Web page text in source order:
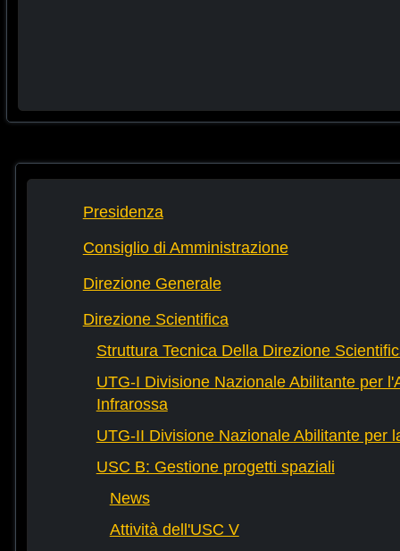
Presidenza
Consiglio di Amministrazione
Direzione Generale
Direzione Scientifica
Struttura Tecnica Della Direzione
UTG-I Divisione Nazionale Abilitante per
Infrarossa
UTG-II Divisione Nazionale Abilitante per
USC B: Gestione progetti spaziali
News
Attività dell'USC V